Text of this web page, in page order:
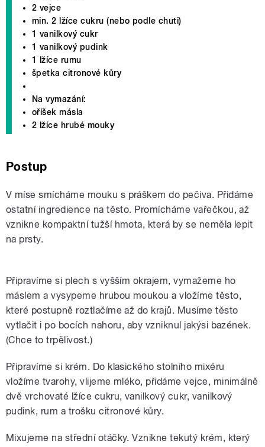
2 vejce
min. 2 lžíce cukru (nebo podle chuti)
1 vanilkový cukr
1 vanilkový pudink
1 lžíce rumu
špetka citronové kůry
Na vymazání:
oříšek másla
2 lžíce hrubé mouky
Postup
V míse smícháme mouku s práškem do pečiva. Přidáme
ostatní ingredience na těsto. Promícháme vařečkou, až
vznikne kompaktní tužší hmota, která by se neměla lepit
na prsty.
Připravíme si plech s vyšším okrajem, vymažeme ho
máslem a vysypeme hrubou moukou a vložíme těsto,
které postupně roztlačíme až do krajů. Musíme těsto
vytlačit i po bocích nahoru, aby vzniknul jakýsi bazének.
(Chce to trpělivost.)
Připravíme si krém. Do klasického stolního mixéru
vložíme tvarohy, vlijeme mléko, přidáme vejce, minimálně
dvě vrchovaté lžíce cukru, vanilkový cukr, vanilkový
pudink, rum a trošku citronové kůry.
Mixujeme na střední otáčky. Vznikne tekutý krém, který